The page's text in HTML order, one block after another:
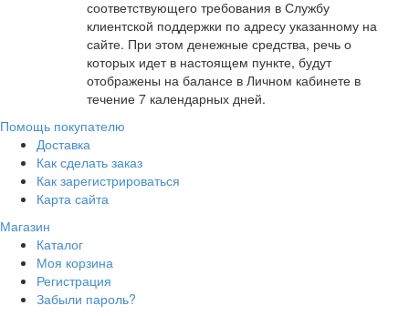
соответствующего требования в Службу
клиентской поддержки по адресу указанному на
сайте. При этом денежные средства, речь о
которых идет в настоящем пункте, будут
отображены на балансе в Личном кабинете в
течение 7 календарных дней.
Помощь покупателю
Доставка
Как сделать заказ
Как зарегистрироваться
Карта сайта
Магазин
Каталог
Моя корзина
Регистрация
Забыли пароль?